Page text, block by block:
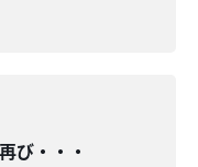
び・・・